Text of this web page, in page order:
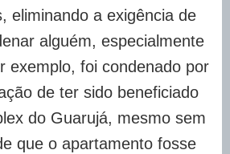
eliminando a exigência de
alguém, especialmente
exemplo, foi condenado por
de ter sido beneficiado
do Guarujá, mesmo sem
que o apartamento fosse